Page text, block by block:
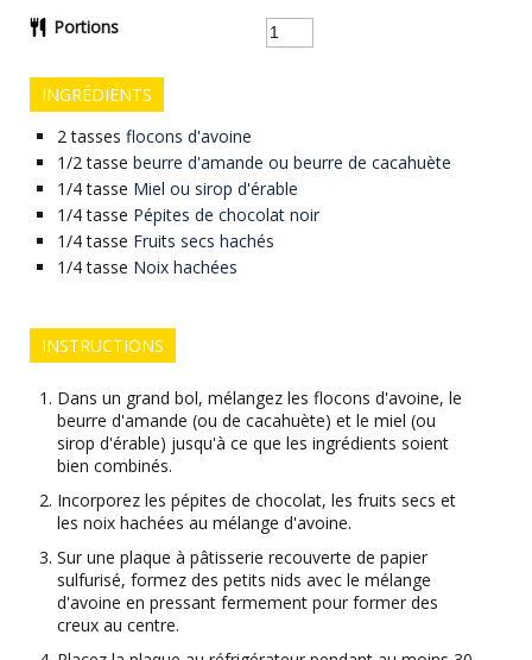
Portions
INGRÉDIENTS
2 tasses flocons d'avoine
1/2 tasse beurre d'amande ou beurre de cacahuète
1/4 tasse Miel ou sirop d'érable
1/4 tasse Pépites de chocolat noir
1/4 tasse Fruits secs hachés
1/4 tasse Noix hachées
INSTRUCTIONS
Dans un grand bol, mélangez les flocons d'avoine, le
beurre d'amande (ou de cacahuète) et le miel (ou
sirop d'érable) jusqu'à ce que les ingrédients soient
bien combinés.
Incorporez les pépites de chocolat, les fruits secs et
les noix hachées au mélange d'avoine.
Sur une plaque à pâtisserie recouverte de papier
sulfurisé, formez des petits nids avec le mélange
d'avoine en pressant fermement pour former des
creux au centre.